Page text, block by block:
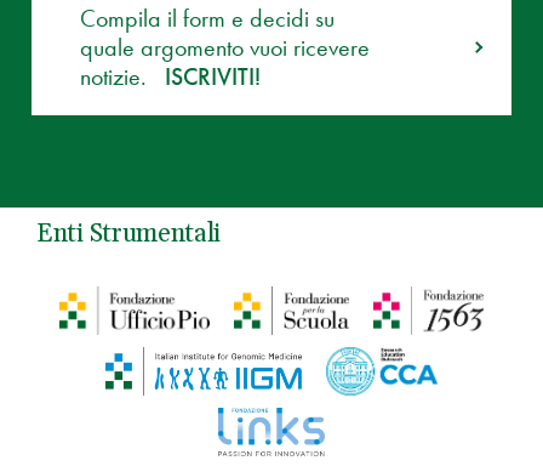
Compila il form e decidi su
quale argomento vuoi ricevere
notizie.
ISCRIVITI!
Enti Strumentali